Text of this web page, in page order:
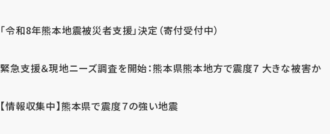
「令和8年熊本地震被災者支援」決定（寄付受付中）
緊急支援＆現地ニーズ調査を開始：熊本県熊本地方で震度7 大きな被害か
【情報収集中】熊本県で震度７の強い地震